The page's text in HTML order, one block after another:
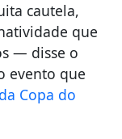
cautela,
que
— disse o
evento que
Copa do